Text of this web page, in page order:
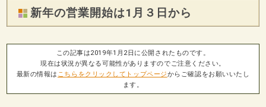
新年の営業開始は1月３日から
この記事は2019年1月2日に公開されたものです。
現在は状況が異なる可能性がありますのでご注意ください。
最新の情報は こちらをクリックしてトップページからご確認をお願いいたし
ます。